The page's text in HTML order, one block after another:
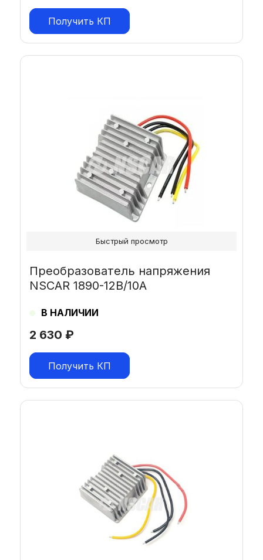
Получить КП
2 630 ₽
Преобразователь напряжения
NSCAR 1890-12В/10А
В НАЛИЧИИ
Получить КП
Быстрый просмотр